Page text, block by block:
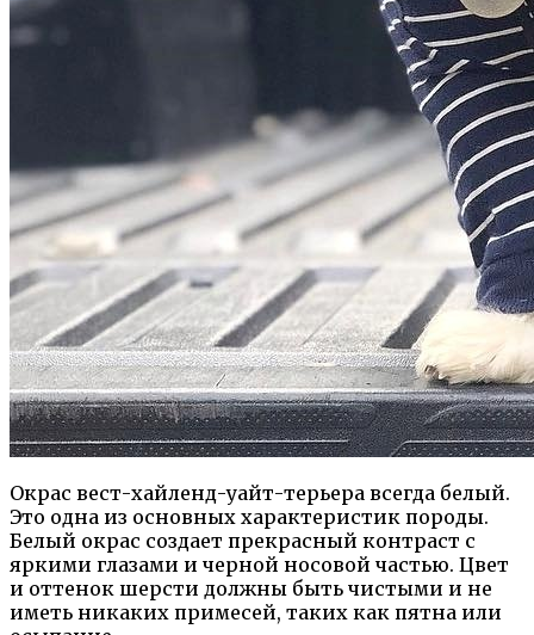
Окрас вест-хайленд-уайт-терьера всегда белый.
Это одна из основных характеристик породы.
Белый окрас создает прекрасный контраст с
яркими глазами и черной носовой частью. Цвет
и оттенок шерсти должны быть чистыми и не
иметь никаких примесей, таких как пятна или